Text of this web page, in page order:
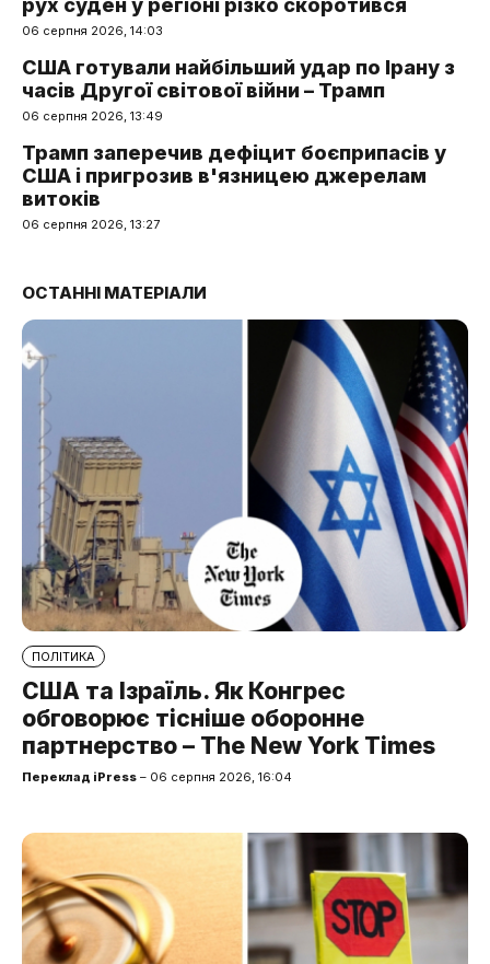
06 серпня 2026, 14:03
США готували найбільший удар по Ірану з
часів Другої світової війни – Трамп
06 серпня 2026, 13:49
Трамп заперечив дефіцит боєприпасів у
США і пригрозив в'язницею джерелам
витоків
06 серпня 2026, 13:27
ОСТАННІ МАТЕРІАЛИ
ПОЛІТИКА
США та Ізраїль. Як Конгрес
обговорює тісніше оборонне
партнерство – The New York Times
Переклад iPress – 06 серпня 2026, 16:04